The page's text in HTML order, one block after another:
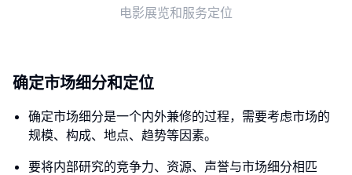
电影展览和服务定位
确定市场细分和定位
确定市场细分是一个内外兼修的过程，需要考虑市场的
规模、构成、地点、趋势等因素。
要将内部研究的竞争力、资源、声誉与市场细分相匹